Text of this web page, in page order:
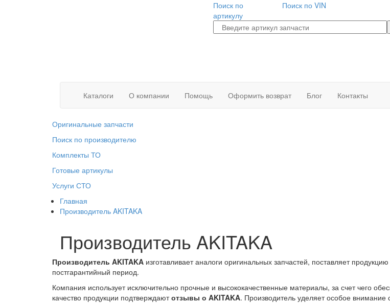
Поиск по
артикулу
Поиск по VIN
Каталоги О компании Помощь Оформить возврат Блог Контакты
Оригинальные запчасти
Поиск по производителю
Комплекты ТО
Готовые артикулы
Услуги СТО
Главная
Производитель AKITAKA
Производитель AKITAKA
Производитель AKITAKA изготавливает аналоги оригинальных запчастей, поставляет
постгарантийный период.
Компания использует исключительно прочные и высококачественные материалы, за счет чего
качество продукции подтверждаютотзывы о AKITAKA. Производитель уделяет особое